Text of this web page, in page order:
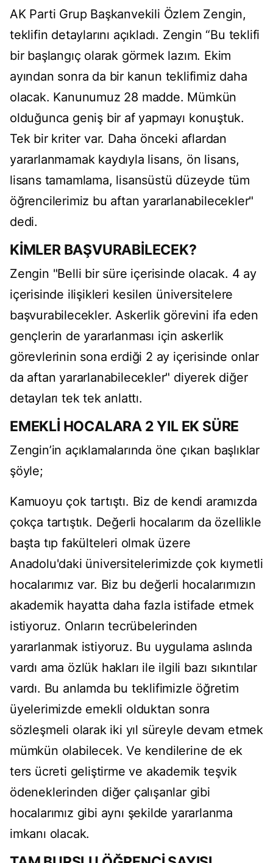
AK Parti Grup Başkanvekili Özlem Zengin,
teklifin detaylarını açıkladı. Zengin “Bu teklifi
bir başlangıç olarak görmek lazım. Ekim
ayından sonra da bir kanun teklifimiz daha
olacak. Kanunumuz 28 madde. Mümkün
olduğunca geniş bir af yapmayı konuştuk.
Tek bir kriter var. Daha önceki aflardan
yararlanmamak kaydıyla lisans, ön lisans,
lisans tamamlama, lisansüstü düzeyde tüm
öğrencilerimiz bu aftan yararlanabilecekler"
dedi.
KİMLER BAŞVURABİLECEK?
Zengin "Belli bir süre içerisinde olacak. 4 ay
içerisinde ilişikleri kesilen üniversitelere
başvurabilecekler. Askerlik görevini ifa eden
gençlerin de yararlanması için askerlik
görevlerinin sona erdiği 2 ay içerisinde onlar
da aftan yararlanabilecekler" diyerek diğer
detayları tek tek anlattı.
EMEKLİ HOCALARA 2 YIL EK SÜRE
Zengin’in açıklamalarında öne çıkan başlıklar
şöyle;
Kamuoyu çok tartıştı. Biz de kendi aramızda
çokça tartıştık. Değerli hocalarım da özellikle
başta tıp fakülteleri olmak üzere
Anadolu'daki üniversitelerimizde çok kıymetli
hocalarımız var. Biz bu değerli hocalarımızın
akademik hayatta daha fazla istifade etmek
istiyoruz. Onların tecrübelerinden
yararlanmak istiyoruz. Bu uygulama aslında
vardı ama özlük hakları ile ilgili bazı sıkıntılar
vardı. Bu anlamda bu teklifimizle öğretim
üyelerimizde emekli olduktan sonra
sözleşmeli olarak iki yıl süreyle devam etmek
mümkün olabilecek. Ve kendilerine de ek
ters ücreti geliştirme ve akademik teşvik
ödeneklerinden diğer çalışanlar gibi
hocalarımız gibi aynı şekilde yararlanma
imkanı olacak.